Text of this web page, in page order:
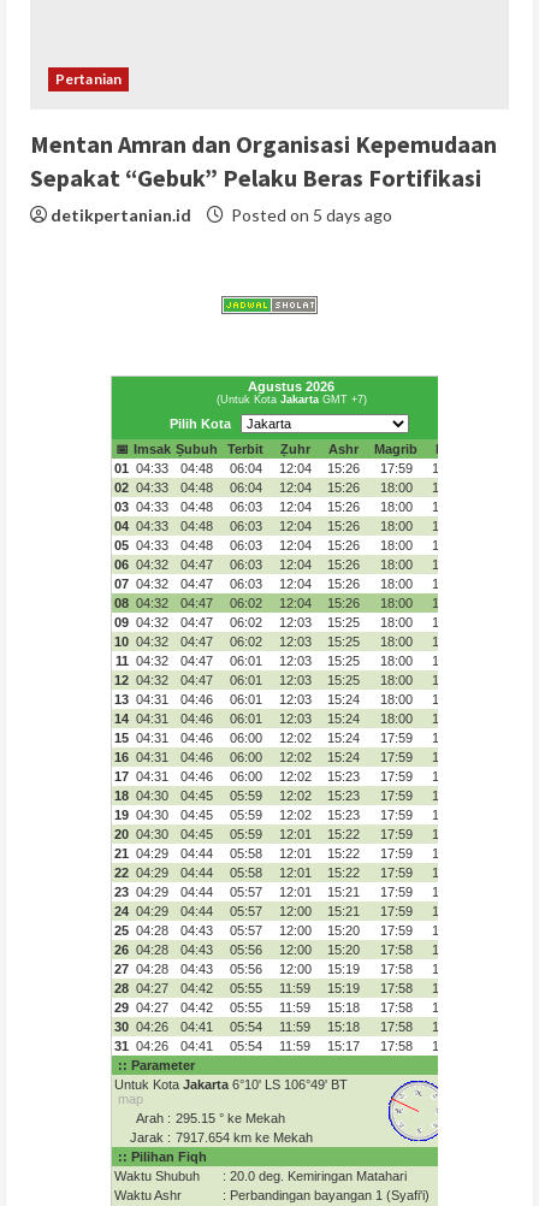
Pertanian
Mentan Amran dan Organisasi Kepemudaan
Sepakat “Gebuk” Pelaku Beras Fortifikasi
detikpertanian.id Posted on 5 days ago